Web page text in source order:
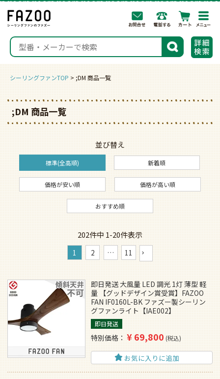
検索
シーリングファンTOP ;DM 商品一覧
;DM 商品一覧
並び替え
標準(全高順) 新着順
価格が安い順 価格が高い順
おすすめ順
202件中 1-20件表示
1 2 … 11
即日発送 大風量 LED 調光 1灯 薄型 軽
量 【グッドデザイン賞受賞】FAZOO
FAN IF0160L-BK ファズー製シーリン
グファンライト【IAE002】
即日発送
特別価格 ¥69,800 税込
お気に入りに追加